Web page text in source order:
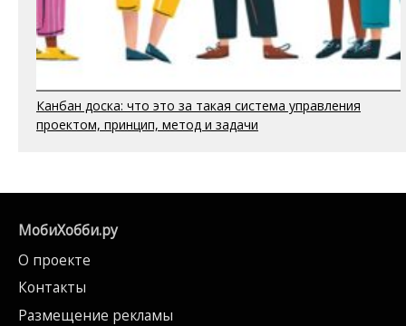
Канбан доска: что это за такая система управления
проектом, принцип, метод и задачи
МобиХобби.ру
О проекте
Контакты
Размещение рекламы